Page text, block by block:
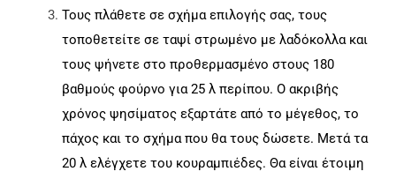
Τους πλάθετε σε σχήμα επιλογής σας, τους
τοποθετείτε σε ταψί στρωμένο με λαδόκολλα και
τους ψήνετε στο προθερμασμένο στους 180
βαθμούς φούρνο για 25 λ περίπου. Ο ακριβής
χρόνος ψησίματος εξαρτάτε από το μέγεθος, το
πάχος και το σχήμα που θα τους δώσετε. Μετά τα
20 λ ελέγχετε του κουραμπιέδες. Θα είναι έτοιμη